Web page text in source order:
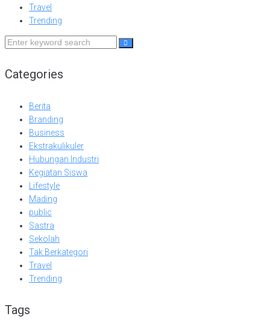
Travel
Trending
Search
Categories
Berita
Branding
Business
Ekstrakulikuler
Hubungan Industri
Kegiatan Siswa
Lifestyle
Mading
public
Sastra
Sekolah
Tak Berkategori
Travel
Trending
Tags